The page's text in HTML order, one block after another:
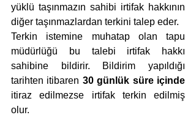
yüklü taşınmazın sahibi irtifak hakkının
diğer taşınmazlardan terkini talep eder.
Terkin istemine muhatap olan tapu
müdürlüğü bu talebi irtifak hakkı
sahibine bildirir. Bildirim yapıldığı
tarihten itibaren 30 günlük süre içinde
itiraz edilmezse irtifak terkin edilmiş
olur.